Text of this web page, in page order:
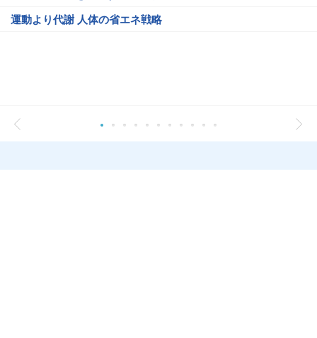
運動より代謝 人体の省エネ戦略